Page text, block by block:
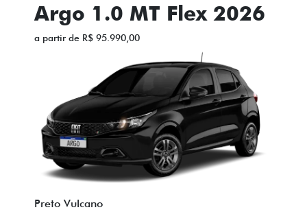
Argo 1.0 MT Flex 2026
a partir de R$ 95.990,00
Preto Vulcano